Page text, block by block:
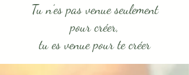
Tu n’es pas venue seulement
pour créer,
tu es venue pour te créer